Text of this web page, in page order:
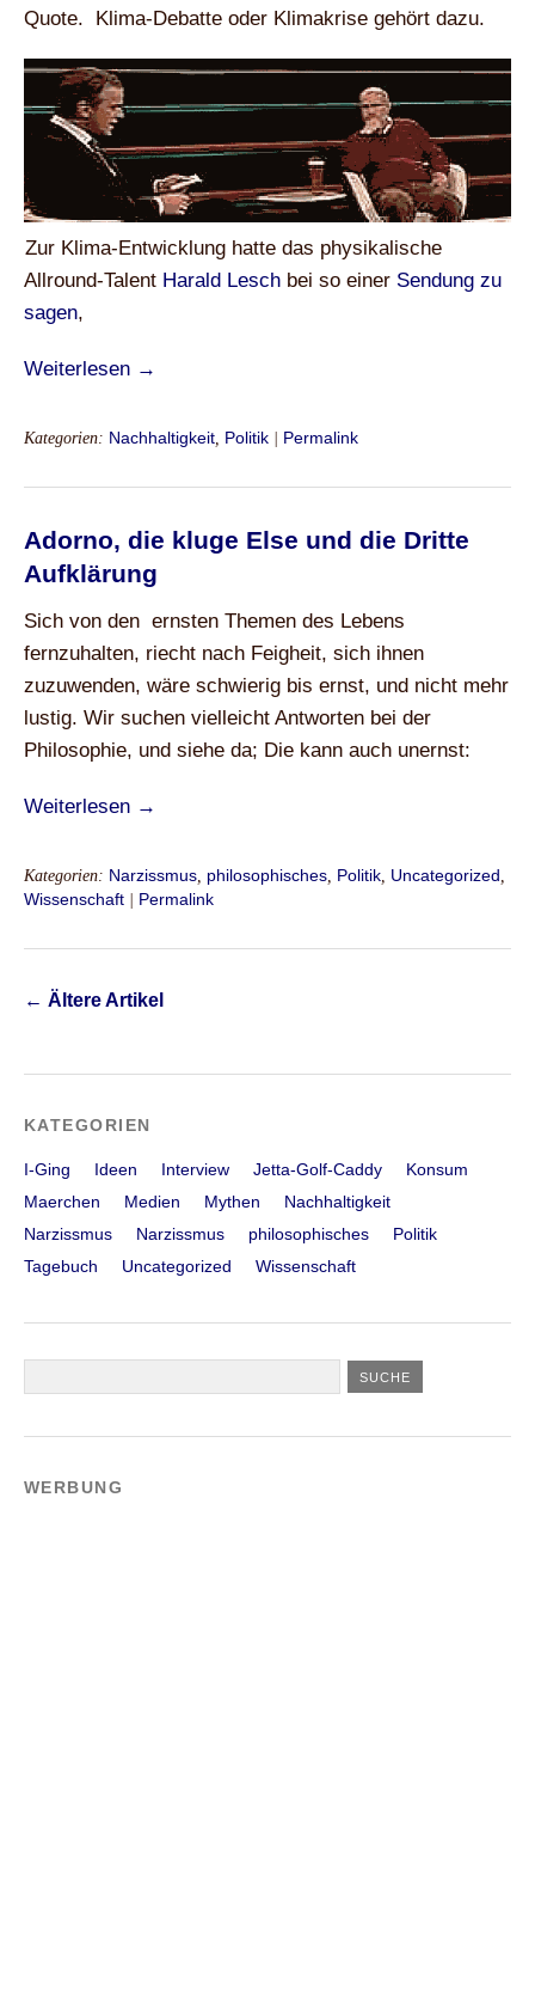
Quote. Klima-Debatte oder Klimakrise gehört dazu.
Zur Klima-Entwicklung hatte das physikalische
Allround-Talent Harald Lesch bei so einer Sendung zu
sagen,
Weiterlesen →
Kategorien: Nachhaltigkeit, Politik Permalink
Adorno, die kluge Else und die Dritte
Aufklärung
Sich von den ernsten Themen des Lebens
fernzuhalten, riecht nach Feigheit, sich ihnen
zuzuwenden, wäre schwierig bis ernst, und nicht mehr
lustig. Wir suchen vielleicht Antworten bei der
Philosophie, und siehe da; Die kann auch unernst:
Weiterlesen →
Kategorien: Narzissmus, philosophisches, Politik, Uncategorized ,
Wissenschaft
Permalink
← Ältere Artikel
KATEGORIEN
I-Ging Ideen Interview Jetta-Golf-Caddy
Konsum
Maerchen
Medien Mythen
Nachhaltigkeit
Narzissmus
Narzissmus philosophisches
Politik
Tagebuch
Uncategorized Wissenschaft
WERBUNG